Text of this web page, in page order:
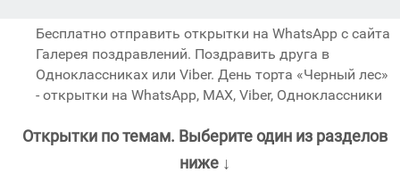
Бесплатно отправить открытки на WhatsApp с сайта
Галерея поздравлений. Поздравить друга в
Одноклассниках или Viber. День торта «Черный лес»
- открытки на WhatsApp, MAX, Viber, Одноклассники
Открытки по темам. Выберите один из разделов
ниже ↓